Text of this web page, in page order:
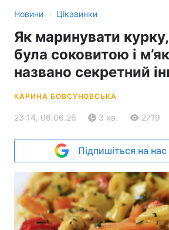
Новини › Цікавинки
Як маринувати
була соковитою і
названо секретний
КАРИНА БОВСУНОВСЬКА
23:14, 06.06.26 3 хв. 2719
Підпишіться на